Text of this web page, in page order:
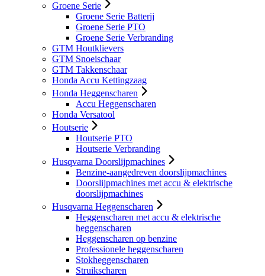
Groene Serie
Groene Serie Batterij
Groene Serie PTO
Groene Serie Verbranding
GTM Houtklievers
GTM Snoeischaar
GTM Takkenschaar
Honda Accu Kettingzaag
Honda Heggenscharen
Accu Heggenscharen
Honda Versatool
Houtserie
Houtserie PTO
Houtserie Verbranding
Husqvarna Doorslijpmachines
Benzine-aangedreven doorslijpmachines
Doorslijpmachines met accu & elektrische
doorslijpmachines
Husqvarna Heggenscharen
Heggenscharen met accu & elektrische
heggenscharen
Heggenscharen op benzine
Professionele heggenscharen
Stokheggenscharen
Struikscharen